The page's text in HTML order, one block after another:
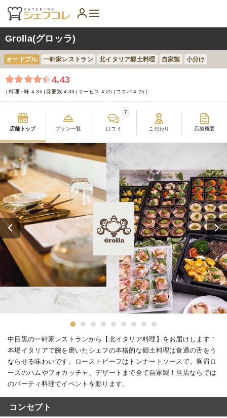
Grolla(グロッラ)
オードブル 一軒家レストラン 北イタリア郷土料理 自家製 小分け
4.43
料理・味 4.36 雰囲気 4.33 サービス 4.25 コスパ 4.25
店舗トップ プラン一覧 口コミ
7
こだわり 店舗概要
中目黒の一軒家レストランから【北イタリア料理】をお届けします！
本場イタリアで腕を磨いたシェフの本格的な郷土料理は食通の舌をう
ならせる味わいです。ローストビーフはトンナートソースで。豚肩ロ
ースのハムやフォカッチャ、デザートまで全て自家製！当店ならでは
のパーティ料理でイベントを彩ります。
コンセプト